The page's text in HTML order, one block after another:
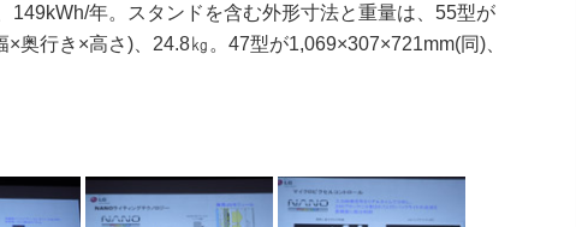
149kWh/年。スタンドを含む外形寸法と重量は、55型が
×奥行き×高さ)、24.8㎏。47型が1,069×307×721mm(同)、